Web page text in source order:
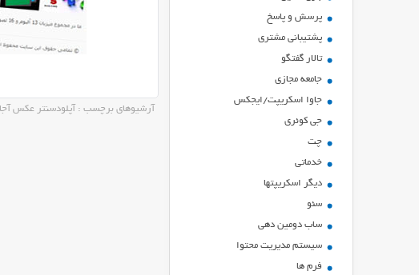
پرسش و پاسخ
پشتیبانی مشتری
تالار گفتگو
جامعه مجازی
جاوا اسکریپت/ایجکس
جی کوئری
چت
خدماتی
ديگر اسكريپتها
سئو
ساب دومین دهی
سیستم مدیریت محتوا
فرم ها
آرشیوهای برچسب : آپلودسنتر عکس